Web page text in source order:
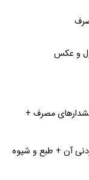
و عکس
مصرف +
آن + طبع و شیوه